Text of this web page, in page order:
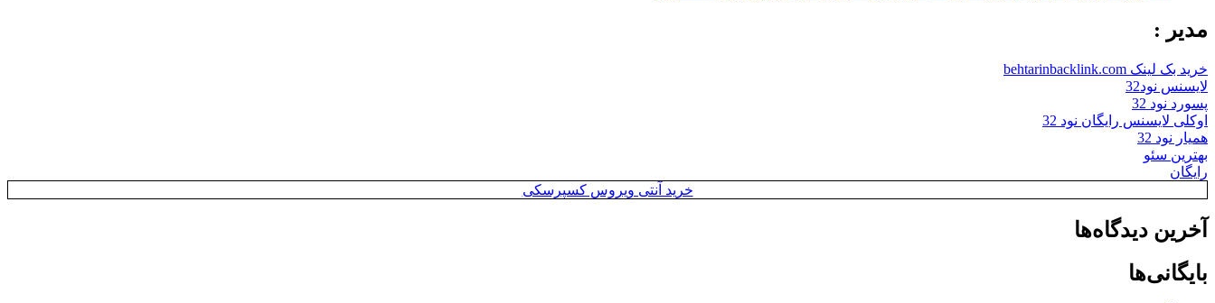
مدیر :
خرید بک لینک behtarinbacklink.com
لایسنس نود32
پسورد نود 32
اوکلی لایسنس رایگان نود 32
همیار نود 32
بهترین سئو
رایگان
خرید آنتی ویروس کسپرسکی
آخرین دیدگاه‌ها
بایگانی‌ها